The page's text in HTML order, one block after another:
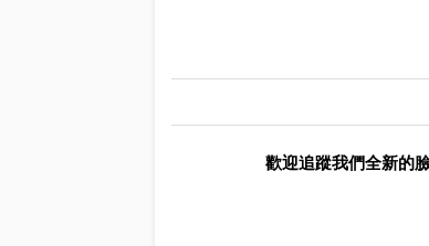
歡迎追蹤我們全新的